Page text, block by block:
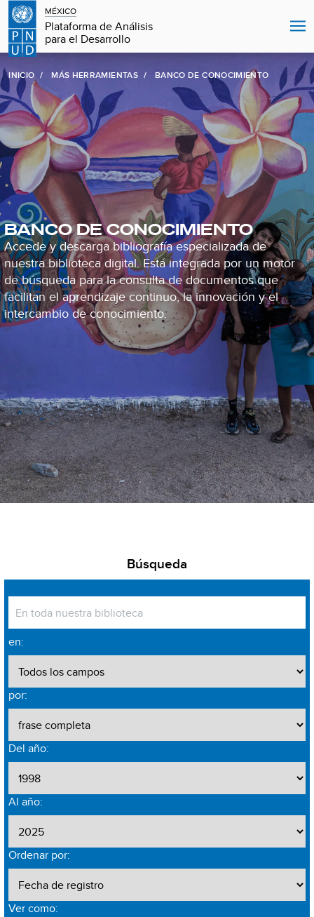
MÉXICO
Plataforma de Análisis
para el Desarrollo
INICIO MÁS HERRAMIENTAS BANCO DE CONOCIMIENTO
BANCO DE CONOCIMIENTO
Accede y descarga bibliografía especializada de
nuestra biblioteca digital. Está integrada por un motor
de búsqueda para la consulta de documentos que
facilitan el aprendizaje continuo, la innovación y el
intercambio de conocimiento.
Búsqueda
en:
por:
Del año:
Al año:
Ordenar por:
Ver como: